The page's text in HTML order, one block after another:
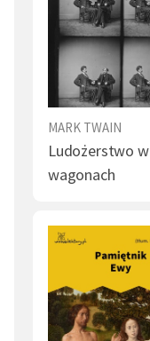
MARK TWAIN
Ludożerstwo w
wagonach